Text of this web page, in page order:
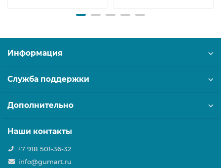
Информация
Служба поддержки
Дополнительно
Наши контакты
+7 918 501-36-32
info@gumart.ru